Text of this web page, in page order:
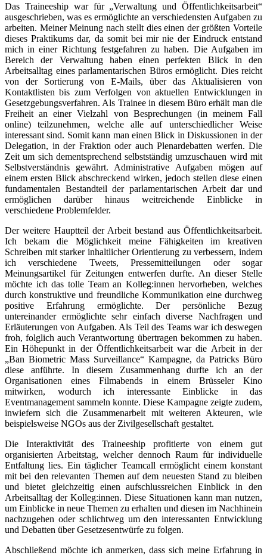
Das Traineeship war für „Verwaltung und Öffentlichkeitsarbeit“
ausgeschrieben, was es ermöglichte an verschiedensten Aufgaben zu
arbeiten. Meiner Meinung nach stellt dies einen der größten Vorteile
dieses Praktikums dar, da somit bei mir nie der Eindruck entstand
mich in einer Richtung festgefahren zu haben. Die Aufgaben im
Bereich der Verwaltung haben einen perfekten Blick in den
Arbeitsalltag eines parlamentarischen Büros ermöglicht. Dies reicht
von der Sortierung von E-Mails, über das Aktualisieren von
Kontaktlisten bis zum Verfolgen von aktuellen Entwicklungen in
Gesetzgebungsverfahren. Als Trainee in diesem Büro erhält man die
Freiheit an einer Vielzahl von Besprechungen (in meinem Fall
online) teilzunehmen, welche alle auf unterschiedlicher Weise
interessant sind. Somit kann man einen Blick in Diskussionen in der
Delegation, in der Fraktion oder auch Plenardebatten werfen. Die
Zeit um sich dementsprechend selbstständig umzuschauen wird mit
Selbstverständnis gewährt. Administrative Aufgaben mögen auf
einem ersten Blick abschreckend wirken, jedoch stellen diese einen
fundamentalen Bestandteil der parlamentarischen Arbeit dar und
ermöglichen darüber hinaus weitreichende Einblicke in
verschiedene Problemfelder.
Der weitere Hauptteil der Arbeit bestand aus Öffentlichkeitsarbeit.
Ich bekam die Möglichkeit meine Fähigkeiten im kreativen
Schreiben mit starker inhaltlicher Orientierung zu verbessern, indem
ich verschiedene Tweets, Pressemitteilungen oder sogar
Meinungsartikel für Zeitungen entwerfen durfte. An dieser Stelle
möchte ich das tolle Team an Kolleg:innen hervorheben, welches
durch konstruktive und freundliche Kommunikation eine durchweg
positive Erfahrung ermöglichte. Der persönliche Bezug
untereinander ermöglichte sehr einfach diverse Nachfragen und
Erläuterungen von Aufgaben. Als Teil des Teams war ich deswegen
froh, folglich auch Verantwortung übertragen bekommen zu haben.
Ein Höhepunkt in der Öffentlichkeitsarbeit war die Arbeit in der
„Ban Biometric Mass Surveillance“ Kampagne, da Patricks Büro
diese anführte. In diesem Zusammenhang durfte ich an der
Organisationen eines Filmabends in einem Brüsseler Kino
mitwirken, wodurch ich interessante Einblicke in das
Eventmanagement sammeln konnte. Diese Kampagne zeigte zudem,
inwiefern sich die Zusammenarbeit mit weiteren Akteuren, wie
beispielsweise NGOs aus der Zivilgesellschaft gestaltet.
Die Interaktivität des Traineeship profitierte von einem gut
organisierten Arbeitstag, welcher dennoch Raum für individuelle
Entfaltung lies. Ein täglicher Teamcall ermöglicht einem konstant
mit bei den relevanten Themen auf dem neuesten Stand zu bleiben
und bietet gleichzeitig einen aufschlussreichen Einblick in den
Arbeitsalltag der Kolleg:innen. Diese Situationen kann man nutzen,
um Einblicke in neue Themen zu erhalten und diesen im Nachhinein
nachzugehen oder schlichtweg um den interessanten Entwicklung
und Debatten über Gesetzesentwürfe zu folgen.
Abschließend möchte ich anmerken, dass sich meine Erfahrung in